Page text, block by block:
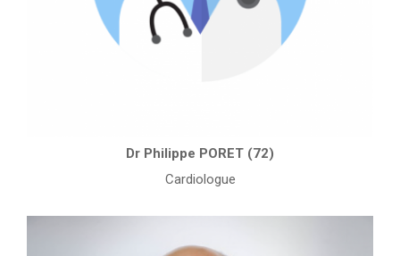
Dr Philippe PORET (72)
Cardiologue